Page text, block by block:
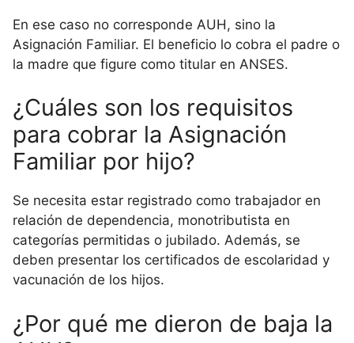
En ese caso no corresponde AUH, sino la
Asignación Familiar. El beneficio lo cobra el padre o
la madre que figure como titular en ANSES.
¿Cuáles son los requisitos
para cobrar la Asignación
Familiar por hijo?
Se necesita estar registrado como trabajador en
relación de dependencia, monotributista en
categorías permitidas o jubilado. Además, se
deben presentar los certificados de escolaridad y
vacunación de los hijos.
¿Por qué me dieron de baja la